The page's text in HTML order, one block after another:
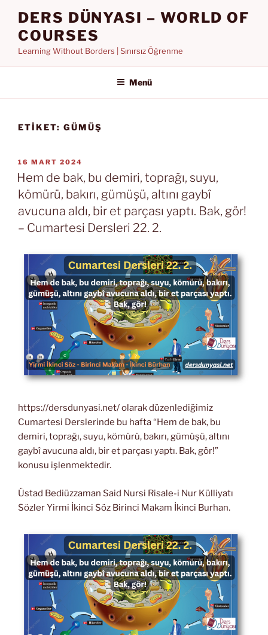
DERS DÜNYASI – WORLD OF
COURSES
Learning Without Borders | Sınırsız Öğrenme
Menü
ETIKET: GÜMÜŞ
YAYIM
TARIHI
16 MART 2024
Hem de bak, bu demiri, toprağı, suyu,
kömürü, bakırı, gümüşü, altını gaybî
avucuna aldı, bir et parçası yaptı. Bak, gör!
– Cumartesi Dersleri 22. 2.
https://dersdunyasi.net/ olarak düzenlediğimiz
Cumartesi Derslerinde bu hafta “Hem de bak, bu
demiri, toprağı, suyu, kömürü, bakırı, gümüşü, altını
gaybî avucuna aldı, bir et parçası yaptı. Bak, gör!”
konusu işlenmektedir.
Üstad Bediüzzaman Said Nursi Risale-i Nur Külliyatı
Sözler Yirmi İkinci Söz Birinci Makam İkinci Burhan.